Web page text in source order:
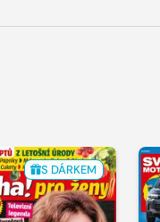
S DÁRKEM